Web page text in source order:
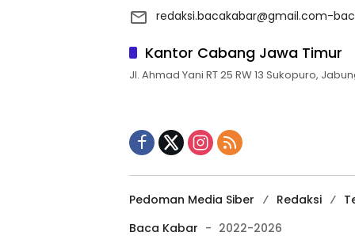
redaksi.bacakabar@gmail.com-
Kantor Cabang Jawa Timur
Jl. Ahmad Yani RT 25 RW 13 Sukopuro,
Pedoman Media Siber Redaksi
Baca Kabar - 2022-2026